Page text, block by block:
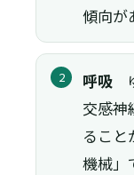
傾向が
2 呼吸
交感神
ること
機械」